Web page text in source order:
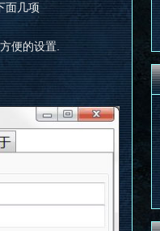
面几项
便的设置.